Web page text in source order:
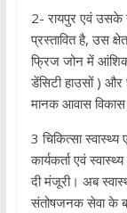
2- रायपुर एवं उसके
प्रस्तावित है, उस
फ्रिज जोन में आंशिक
डेंसिटी हाउसों ) और
मानक आवास विकास
3 चिकित्सा स्वास्थ्य
कार्यकर्ता एवं
दी मंजूरी। अब
संतोषजनक सेवा के